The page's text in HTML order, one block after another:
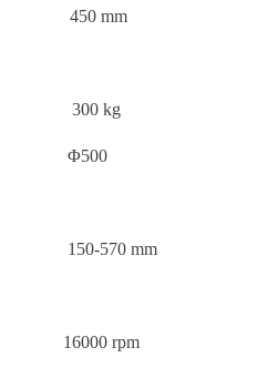
450 mm
300 kg
Φ500
570 mm
rpm